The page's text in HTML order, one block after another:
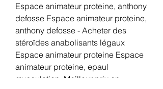
Espace animateur proteine, anthony
defosse Espace animateur proteine,
anthony defosse - Acheter des
stéroïdes anabolisants légaux
Espace animateur proteine Espace
animateur proteine, epaul
musculation. Meilleur prix en